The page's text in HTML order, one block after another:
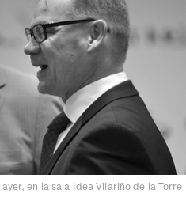
en la sala Idea Vilariño de la Torre